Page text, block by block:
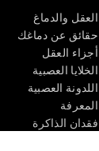
العقل والدماغ
حقائق عن دماغك
أجزاء العقل
الخلايا العصبية
اللدونة العصبية
المعرفة
فقدان الذاكرة